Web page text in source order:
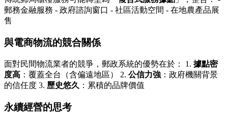
郵務金融服務 - 政府諮詢窗口 - 社區活動空間 - 在地農產品展
售
與電商物流的競合關係
面對民間物流業者的競爭，郵政系統的優勢在於： 1. 據點密
度高 ：覆蓋全台（含偏遠地區） 2. 公信力強 ：政府機關背景
的信任度 3. 歷史悠久 ：累積的品牌價值
永續經營的思考